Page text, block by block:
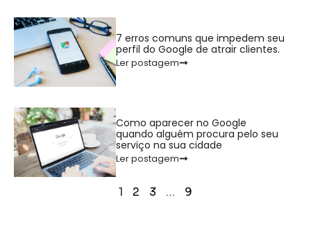
7 erros comuns que impedem seu
perfil do Google de atrair clientes.
Ler postagem
Como aparecer no Google
quando alguém procura pelo seu
serviço na sua cidade
Ler postagem
1 2 3 … 9